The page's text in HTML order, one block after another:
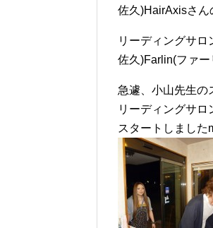
佐久)HairAxisさん
リーディングサロ
佐久)Farlin(ファー
急遽、小山先生の
リーディングサロ
スタートしました